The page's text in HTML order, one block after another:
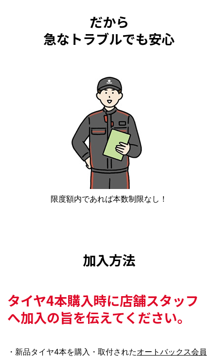
だから
急なトラブルでも安心
限度額内であれば本数制限なし！
加入方法
タイヤ4本購入時に店舗スタッフ
へ加入の旨を伝えてください。
・新品タイヤ4本を購入・取付されたオートバックス会員